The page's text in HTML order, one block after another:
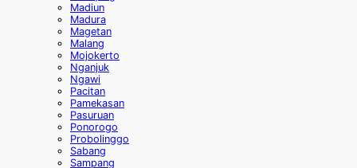
Madiun
Madura
Magetan
Malang
Mojokerto
Nganjuk
Ngawi
Pacitan
Pamekasan
Pasuruan
Ponorogo
Probolinggo
Sabang
Sampang